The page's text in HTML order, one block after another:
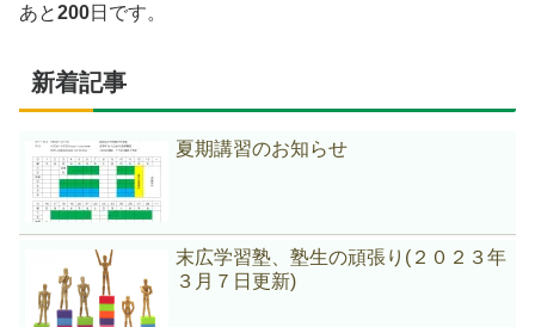
あと200日です。
新着記事
夏期講習のお知らせ
末広学習塾、塾生の頑張り(２０２３年
３月７日更新)